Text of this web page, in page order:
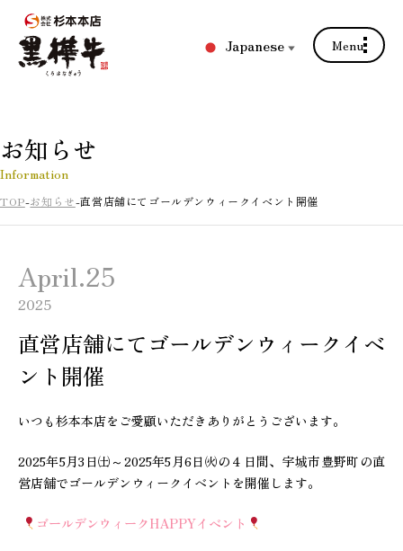
Japanese ▼ Menu
お知らせ
Information
TOP お知らせ 直営店舗にてゴールデンウィークイベント開催
April.25
2025
直営店舗にてゴールデンウィークイベ
ント開催
いつも杉本本店をご愛顧いただきありがとうございます。
2025年5月3日㈯～2025年5月6日㈫の４日間、宇城市豊野町の直
営店舗でゴールデンウィークイベントを開催します。
ゴールデンウィークHAPPYイベント